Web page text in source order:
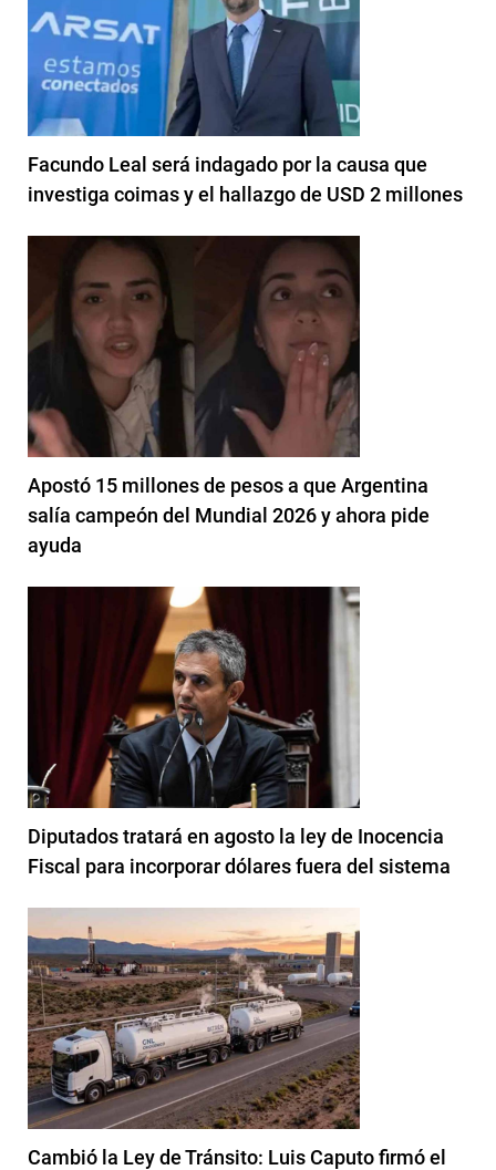
Facundo Leal será indagado por la causa que
investiga coimas y el hallazgo de USD 2 millones
Apostó 15 millones de pesos a que Argentina
salía campeón del Mundial 2026 y ahora pide
ayuda
Diputados tratará en agosto la ley de Inocencia
Fiscal para incorporar dólares fuera del sistema
Cambió la Ley de Tránsito: Luis Caputo firmó el